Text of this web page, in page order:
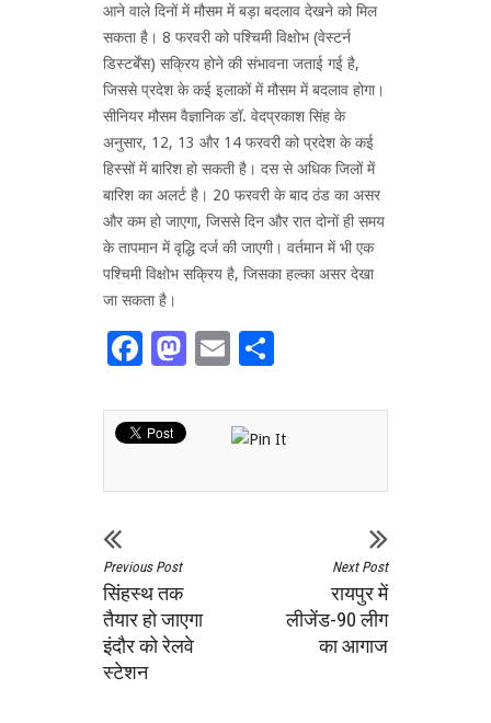
आने वाले दिनों में मौसम में बड़ा बदलाव देखने को मिल
सकता है। 8 फरवरी को पश्चिमी विक्षोभ (वेस्टर्न
डिस्टर्बेंस) सक्रिय होने की संभावना जताई गई है,
जिससे प्रदेश के कई इलाकों में मौसम में बदलाव होगा।
सीनियर मौसम वैज्ञानिक डॉ. वेदप्रकाश सिंह के
अनुसार, 12, 13 और 14 फरवरी को प्रदेश के कई
हिस्सों में बारिश हो सकती है। दस से अधिक जिलों में
बारिश का अलर्ट है। 20 फरवरी के बाद ठंड का असर
और कम हो जाएगा, जिससे दिन और रात दोनों ही समय
के तापमान में वृद्धि दर्ज की जाएगी। वर्तमान में भी एक
पश्चिमी विक्षोभ सक्रिय है, जिसका हल्का असर देखा
जा सकता है।
Facebook
Mastodon
Email
Previous Post
सिंहस्थ तक
तैयार हो जाएगा
इंदौर को रेलवे
स्टेशन
Next Post
रायपुर में
लीजेंड-90 लीग
का आगाज